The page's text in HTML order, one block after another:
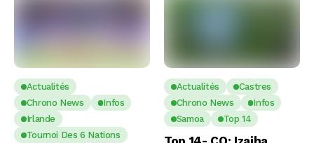
Actualités
Chrono News
Infos
Irlande
Tournoi Des 6 Nations
Actualités
Castres
Chrono News
Infos
Samoa
Top 14